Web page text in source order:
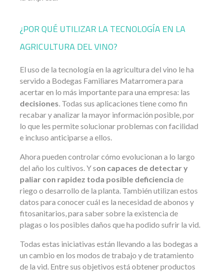
¿POR QUÉ UTILIZAR LA TECNOLOGÍA EN LA
AGRICULTURA DEL VINO?
El uso de la tecnología en la agricultura del vino le ha
servido a Bodegas Familiares Matarromera para
acertar en lo más importante para una empresa: las
decisiones. Todas sus aplicaciones tiene como fin
recabar y analizar la mayor información posible, por
lo que les permite solucionar problemas con facilidad
e incluso anticiparse a ellos.
Ahora pueden controlar cómo evolucionan a lo largo
del año los cultivos. Y son capaces de detectar y
paliar con rapidez toda posible deficiencia de
riego o desarrollo de la planta. También utilizan estos
datos para conocer cuál es la necesidad de abonos y
fitosanitarios, para saber sobre la existencia de
plagas o los posibles daños que ha podido sufrir la vid.
Todas estas iniciativas están llevando a las bodegas a
un cambio en los modos de trabajo y de tratamiento
de la vid. Entre sus objetivos está obtener productos